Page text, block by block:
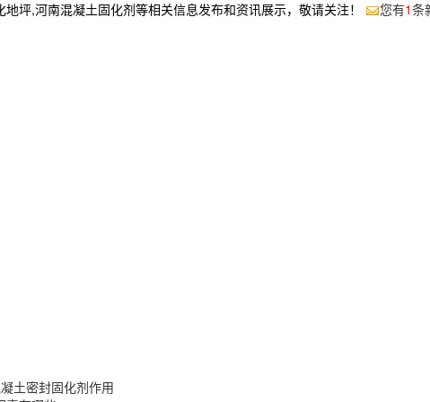
地坪,河南混凝土固化剂等相关信息发布和资讯展示，敬请关注！ 您有1条
土密封固化剂作用